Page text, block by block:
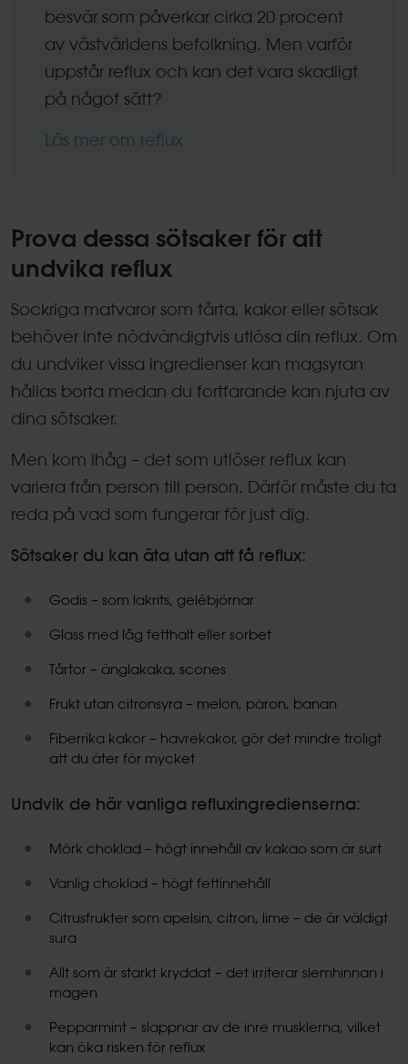
besvär som påverkar cirka 20 procent
av västvärldens befolkning. Men varför
uppstår reflux och kan det vara skadligt
på något sätt?
Läs mer om reflux
Prova dessa sötsaker för att
undvika reflux
Sockriga matvaror som tårta, kakor eller sötsak
behöver inte nödvändigtvis utlösa din reflux. Om
du undviker vissa ingredienser kan magsyran
hållas borta medan du fortfarande kan njuta av
dina sötsaker.
Men kom ihåg – det som utlöser reflux kan
variera från person till person. Därför måste du ta
reda på vad som fungerar för just dig.
Sötsaker du kan äta utan att få reflux:
Godis – som lakrits, gelébjörnar
Glass med låg fetthalt eller sorbet
Tårtor – änglakaka, scones
Frukt utan citronsyra – melon, päron, banan
Fiberrika kakor – havrekakor, gör det mindre troligt
att du äter för mycket
Undvik de här vanliga refluxingredienserna:
Mörk choklad – högt innehåll av kakao som är surt
Vanlig choklad – högt fettinnehåll
Citrusfrukter som apelsin, citron, lime – de är väldigt
sura
Allt som är starkt kryddat – det irriterar slemhinnan i
magen
Pepparmint – slappnar av de inre musklerna, vilket
kan öka risken för reflux